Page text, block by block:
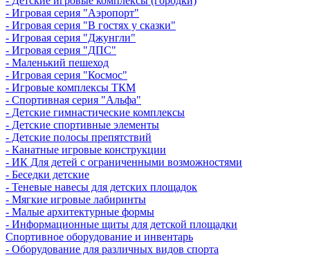
- Игровая серия "Аэропорт"
- Игровая серия "В гостях у сказки"
- Игровая серия "Джунгли"
- Игровая серия "ДПС"
- Маленький пешеход
- Игровая серия "Космос"
- Игровые комплексы ТКМ
- Спортивная серия "Альфа"
- Детские гимнастические комплексы
- Детские спортивные элементы
- Детские полосы препятствий
- Канатные игровые конструкции
- ИК Для детей с ограниченными возможностями
- Беседки детские
- Теневые навесы для детских площадок
- Мягкие игровые лабиринты
- Малые архитектурные формы
- Информационные щиты для детской площадки
Спортивное оборудование и инвентарь
- Оборудование для различных видов спорта